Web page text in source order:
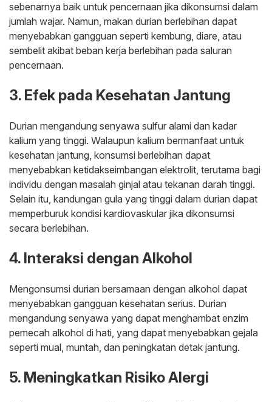
sebenarnya baik untuk pencernaan jika dikonsumsi dalam
jumlah wajar. Namun, makan durian berlebihan dapat
menyebabkan gangguan seperti kembung, diare, atau
sembelit akibat beban kerja berlebihan pada saluran
pencernaan.
3. Efek pada Kesehatan Jantung
Durian mengandung senyawa sulfur alami dan kadar
kalium yang tinggi. Walaupun kalium bermanfaat untuk
kesehatan jantung, konsumsi berlebihan dapat
menyebabkan ketidakseimbangan elektrolit, terutama bagi
individu dengan masalah ginjal atau tekanan darah tinggi.
Selain itu, kandungan gula yang tinggi dalam durian dapat
memperburuk kondisi kardiovaskular jika dikonsumsi
secara berlebihan.
4. Interaksi dengan Alkohol
Mengonsumsi durian bersamaan dengan alkohol dapat
menyebabkan gangguan kesehatan serius. Durian
mengandung senyawa yang dapat menghambat enzim
pemecah alkohol di hati, yang dapat menyebabkan gejala
seperti mual, muntah, dan peningkatan detak jantung.
5. Meningkatkan Risiko Alergi